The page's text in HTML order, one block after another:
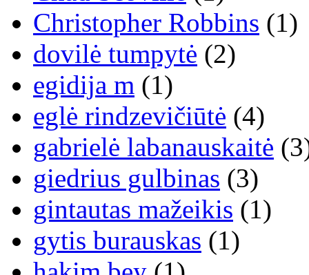
Christopher Robbins (1)
dovilė tumpytė (2)
egidija m (1)
eglė rindzevičiūtė (4)
gabrielė labanauskaitė
giedrius gulbinas (3)
gintautas mažeikis (1)
gytis burauskas (1)